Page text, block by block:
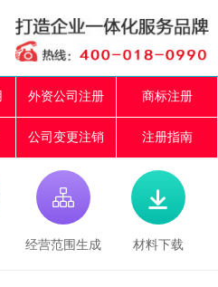
外资公司注册 商标注册
公司变更注销 注册指南

经营范围生成

材料下载